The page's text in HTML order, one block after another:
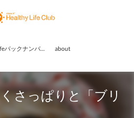
Lifeバックナンバー about
さっぱりと「ブリ